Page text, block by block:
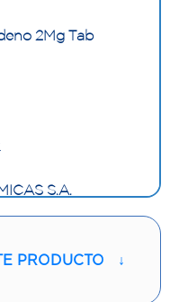
2Mg Tab
S.A.
PRODUCTO ↓